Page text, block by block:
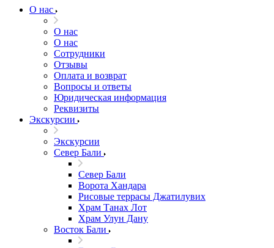
О нас
О нас
О нас
Сотрудники
Отзывы
Оплата и возврат
Вопросы и ответы
Юридическая информация
Реквизиты
Экскурсии
Экскурсии
Север Бали
Север Бали
Ворота Хандара
Рисовые террасы Джатилувих
Храм Танах Лот
Храм Улун Дану
Восток Бали